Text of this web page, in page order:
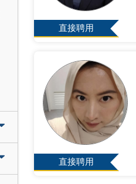
直接聘用
直接聘用